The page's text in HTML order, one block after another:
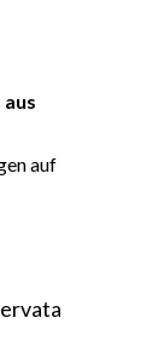
auf